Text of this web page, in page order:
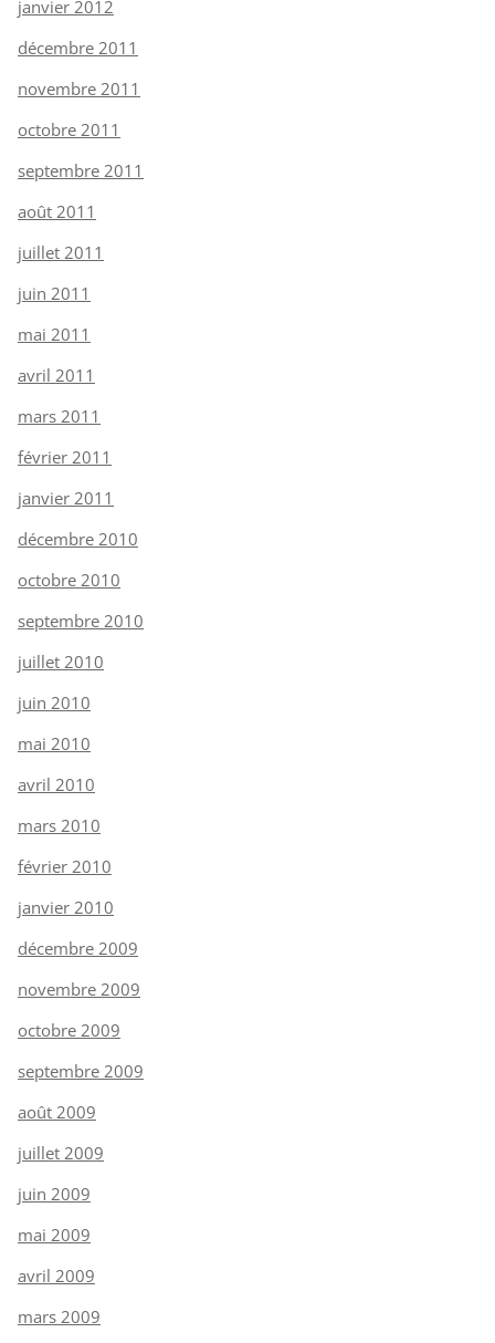
janvier 2012
décembre 2011
novembre 2011
octobre 2011
septembre 2011
août 2011
juillet 2011
juin 2011
mai 2011
avril 2011
mars 2011
février 2011
janvier 2011
décembre 2010
octobre 2010
septembre 2010
juillet 2010
juin 2010
mai 2010
avril 2010
mars 2010
février 2010
janvier 2010
décembre 2009
novembre 2009
octobre 2009
septembre 2009
août 2009
juillet 2009
juin 2009
mai 2009
avril 2009
mars 2009